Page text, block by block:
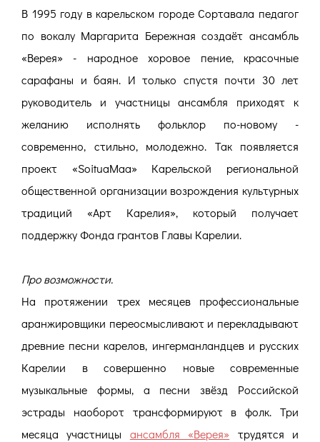
В 1995 году в карельском городе Сортавала педагог
по вокалу Маргарита Бережная создаёт ансамбль
«Верея» - народное хоровое пение, красочные
сарафаны и баян. И только спустя почти 30 лет
руководитель и участницы ансамбля приходят к
желанию исполнять фольклор по-новому -
современно, стильно, молодежно. Так появляется
проект «SoituaMaa» Карельской региональной
общественной организации возрождения культурных
традиций «Арт Карелия», который получает
поддержку Фонда грантов Главы Карелии.
Про возможности.
На протяжении трех месяцев профессиональные
аранжировщики переосмысливают и перекладывают
древние песни карелов, ингерманландцев и русских
Карелии в совершенно новые современные
музыкальные формы, а песни звёзд Российской
эстрады наоборот трансформируют в фолк. Три
месяца участницы ансамбля «Верея» трудятся и